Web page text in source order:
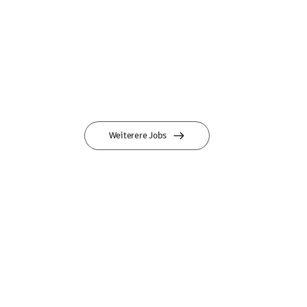
Weiterere Jobs